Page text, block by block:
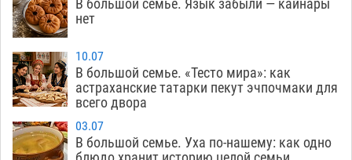
08:47
Астраханский суд оценил четыре удара по
голове полицейского в сто тысяч рублей
07.08
19:36
Завтра астраханская жара вновь приблизится
к 40-градусному пределу
18:57 В Астрахани впервые открыли смену по
В большой семье. Язык забыли — кайнары
нет
10.07
В большой семье. «Тесто мира»: как
астраханские татарки пекут эчпочмаки для
всего двора
03.07
В большой семье. Уха по-нашему: как одно